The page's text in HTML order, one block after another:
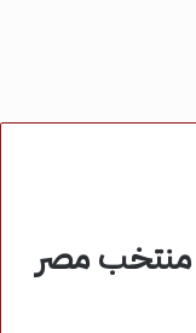
منتخب مصر